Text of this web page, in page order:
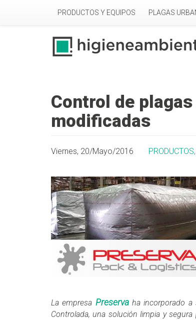
PRODUCTOS Y EQUIPOS PLAGAS
Control de
modificadas
Viernes, 20/Mayo/2016
La empresa Preservaha incorporado a
Controlada, una solución limpia y